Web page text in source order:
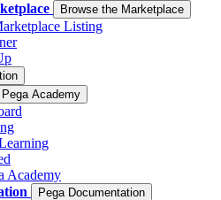
Browse the Marketplace
Listing
Pega Academy
Academy
Pega Documentation